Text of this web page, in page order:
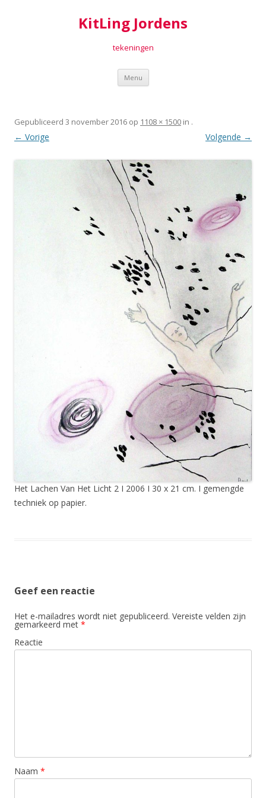
KitLing Jordens
tekeningen
Menu Spring
inhoud
Gepubliceerd 3 november 2016 op 1108 × 1500 in .
← Vorige Volgende →
Het Lachen Van Het Licht 2 I 2006 I 30 x 21 cm. I gemengde
techniek op papier.
Geef een reactie
Het e-mailadres wordt niet gepubliceerd. Vereiste velden zijn
gemarkeerd met *
Reactie
Naam *